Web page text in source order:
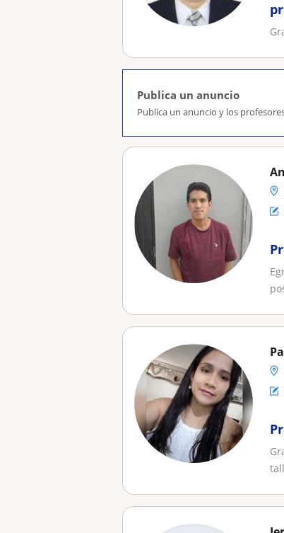
Publica un anuncio
Publica un anuncio y los